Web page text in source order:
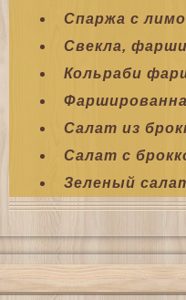
Спаржа с
Свекла,
Кольраби
Салат из
Салат с
Зеленый